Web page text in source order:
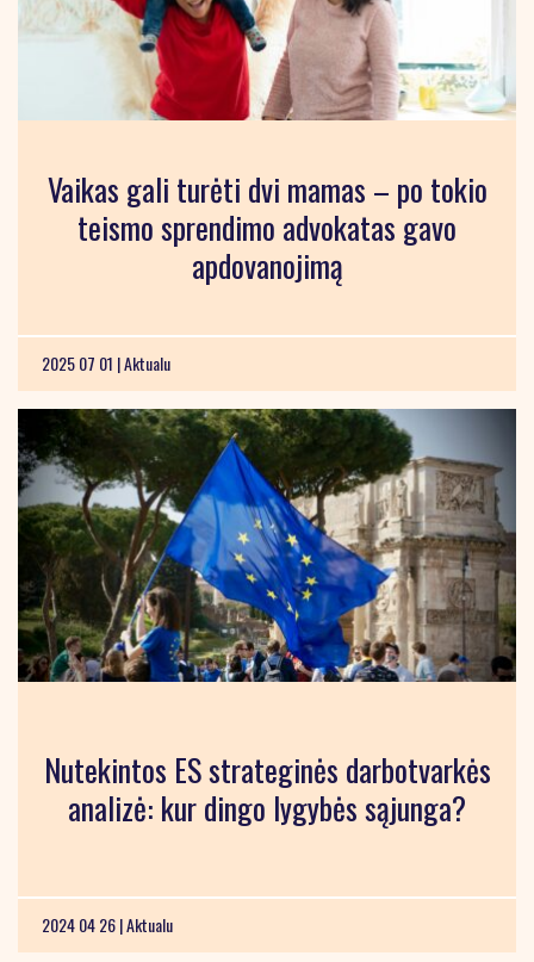
Vaikas gali turėti dvi mamas – po tokio
teismo sprendimo advokatas gavo
apdovanojimą
2025 07 01 |Aktualu
Nutekintos ES strateginės darbotvarkės
analizė: kur dingo lygybės sąjunga?
2024 04 26 |Aktualu